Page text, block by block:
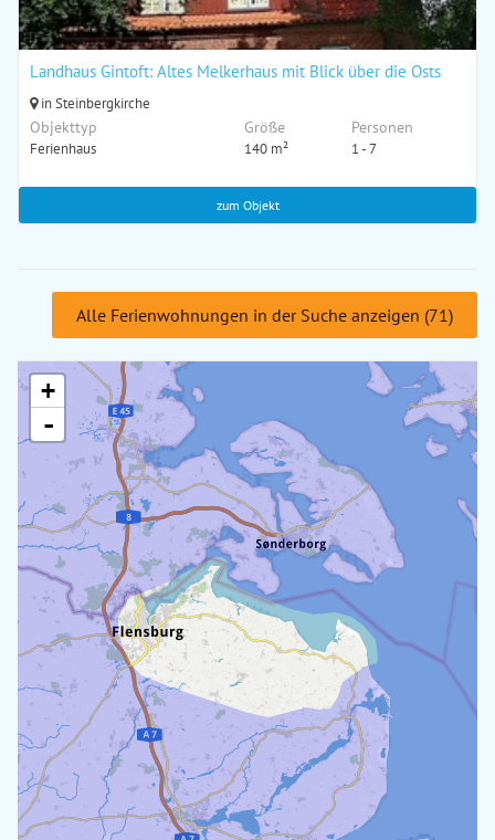
Landhaus Gintoft: Altes Melkerhaus mit Blick über die Ostsee bis
in Steinbergkirche
Objekttyp
Ferienhaus
Größe
140 m²
Personen
1 - 7
zum Objekt
Alle Ferienwohnungen in der Suche anzeigen (71)
+
-